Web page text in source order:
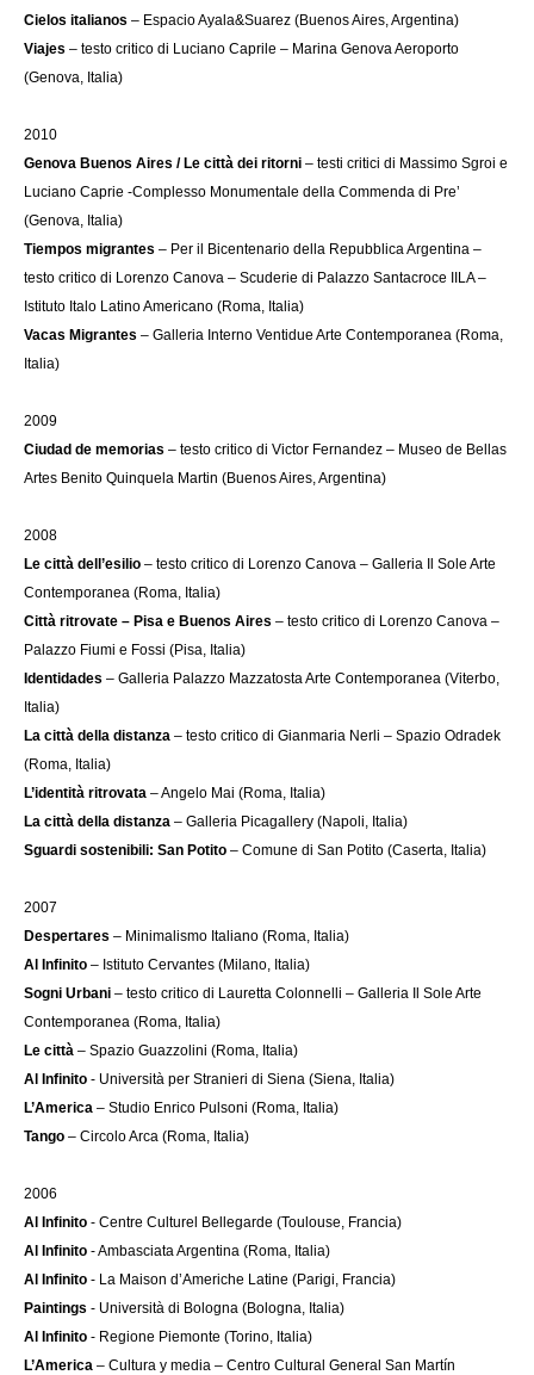
Cielos italianos – Espacio Ayala&Suarez (Buenos Aires, Argentina)
Viajes – testo critico di Luciano Caprile – Marina Genova Aeroporto
(Genova, Italia)
2010
Genova Buenos Aires / Le città dei ritorni – testi critici di Massimo Sgroi e
Luciano Caprie -Complesso Monumentale della Commenda di Pre’
(Genova, Italia)
Tiempos migrantes – Per il Bicentenario della Repubblica Argentina –
testo critico di Lorenzo Canova – Scuderie di Palazzo Santacroce IILA –
Istituto Italo Latino Americano (Roma, Italia)
Vacas Migrantes – Galleria Interno Ventidue Arte Contemporanea (Roma,
Italia)
2009
Ciudad de memorias – testo critico di Victor Fernandez – Museo de Bellas
Artes Benito Quinquela Martin (Buenos Aires, Argentina)
2008
Le città dell’esilio – testo critico di Lorenzo Canova – Galleria Il Sole Arte
Contemporanea (Roma, Italia)
Città ritrovate – Pisa e Buenos Aires – testo critico di Lorenzo Canova –
Palazzo Fiumi e Fossi (Pisa, Italia)
Identidades – Galleria Palazzo Mazzatosta Arte Contemporanea (Viterbo,
Italia)
La città della distanza – testo critico di Gianmaria Nerli – Spazio Odradek
(Roma, Italia)
L’identità ritrovata – Angelo Mai (Roma, Italia)
La città della distanza – Galleria Picagallery (Napoli, Italia)
Sguardi sostenibili: San Potito – Comune di San Potito (Caserta, Italia)
2007
Despertares – Minimalismo Italiano (Roma, Italia)
Al Infinito – Istituto Cervantes (Milano, Italia)
Sogni Urbani – testo critico di Lauretta Colonnelli – Galleria Il Sole Arte
Contemporanea (Roma, Italia)
Le città – Spazio Guazzolini (Roma, Italia)
Al Infinito - Università per Stranieri di Siena (Siena, Italia)
L’America – Studio Enrico Pulsoni (Roma, Italia)
Tango – Circolo Arca (Roma, Italia)
2006
Al Infinito - Centre Culturel Bellegarde (Toulouse, Francia)
Al Infinito - Ambasciata Argentina (Roma, Italia)
Al Infinito - La Maison d’Americhe Latine (Parigi, Francia)
Paintings - Università di Bologna (Bologna, Italia)
Al Infinito - Regione Piemonte (Torino, Italia)
L’America – Cultura y media – Centro Cultural General San Martín